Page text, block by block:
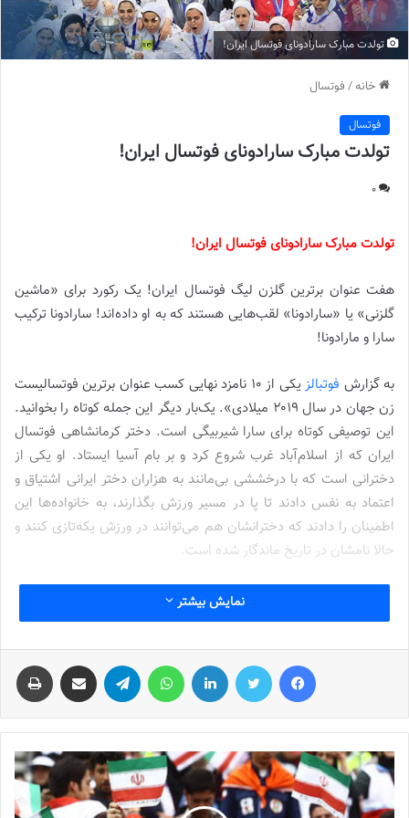
تولدت مبارک سارادونای فوتسال ایران!
خانه/ فوتسال
فوتسال
تولدت مبارک سارادونای فوتسال ایران!
0
تولدت مبارک سارادونای فوتسال ایران!
هفت عنوان برترین گلزن لیگ فوتسال ایران! یک رکورد برای «ماشین
گلزنی» یا «سارادونا» لقب‌هایی هستند که به او داده‌اند! سارادونا ترکیب
سارا و مارادونا!
به گزارش فوتبالز
یکی از ۱۰ نامزد نهایی کسب عنوان برترین فوتسالیست
زن جهان در سال ۲۰۱۹ میلادی». یک‌بار دیگر این جمله کوتاه را بخوانید.
این توصیفی کوتاه برای سارا شیربیگی است. دختر کرمانشاهی فوتسال
ایران که از اسلام‌آباد غرب شروع کرد و بر بام آسیا ایستاد. او یکی از
دخترانی است که با درخششی بی‌مانند به هزاران دختر ایرانی اشتیاق و
اعتماد به نفس دادند تا پا در مسیر ورزش بگذارند، به خانواده‌ها این
اطمینان را دادند که دخترانشان هم می‌توانند در ورزش یکه‌تازی کنند و
حالا نامشان در تاریخ ماندگار شده است.
را خیلی‌ها با فوتسال می‌شناسند، با شوت‌های سنگین،
مهارت در ضربه‌زنی، افتخارات پی‌در‌پی، گلزنی‌های پرشمار و … ورزش در
DNA اوست، مثل بسیاری دیگر از دخترهای کُرد که جسور، سختکوش و
ماجراجو هستند. شیربیگی در رشته فیزیکی و پر برخورد راگبی هم
درخشیده است. خودش می‌گوید: «این طور نبود که از ابتدا راگبی باز
باشم. من از ابتدا فوتسال بازی می‌کردم، اما بنا به دعوت تیم راگبی
کرمانشاه وارد این رشته شدم، این موضوع زمانی رخ داد که تازه راگبی
زنان در ایران شکل گرفته بود؛ تجربه حضور در راگبی بسیار خوب بود و
برای من درس‌های بزرگی داشت.
نمایش بیشتر